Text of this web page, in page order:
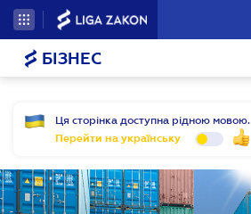
БІЗНЕС
Ця сторінка доступна рідною мовою.
Перейти на українську